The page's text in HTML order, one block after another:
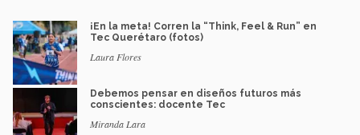
¡En la meta! Corren la “Think, Feel & Run” en
Tec Querétaro (fotos)
Laura Flores
Debemos pensar en diseños futuros más
conscientes: docente Tec
Miranda Lara